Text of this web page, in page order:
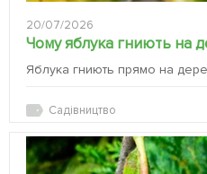
20/07/2026
Чому яблука гниють на
Яблука гниють прямо на
Садівництво